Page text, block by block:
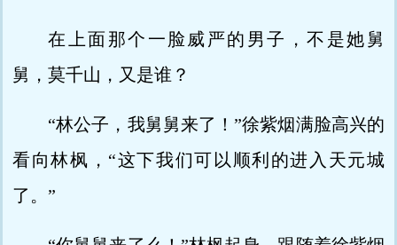
在上面那个一脸威严的男子，不是她舅
舅，莫千山，又是谁？
“林公子，我舅舅来了！”徐紫烟满脸高兴的
看向林枫，“这下我们可以顺利的进入天元城
了。”